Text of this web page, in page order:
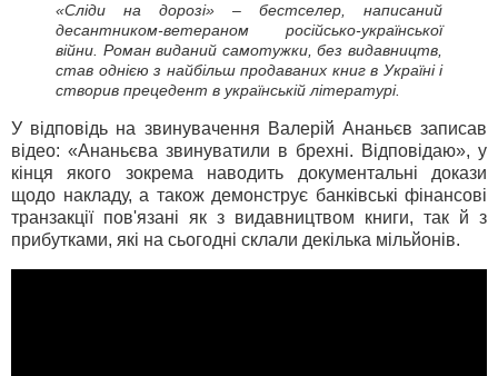
«Сліди на дорозі» – бестселер, написаний
десантником-ветераном російсько-української
війни. Роман виданий самотужки, без видавництв,
став однією з найбільш продаваних книг в Україні і
створив прецедент в українській літературі.
У відповідь на звинувачення Валерій Ананьєв записав
відео: «Ананьєва звинуватили в брехні. Відповідаю», у
кінця якого зокрема наводить документальні докази
щодо накладу, а також демонструє банківські фінансові
транзакції пов'язані як з видавництвом книги, так й з
прибутками, які на сьогодні склали декілька мільйонів.